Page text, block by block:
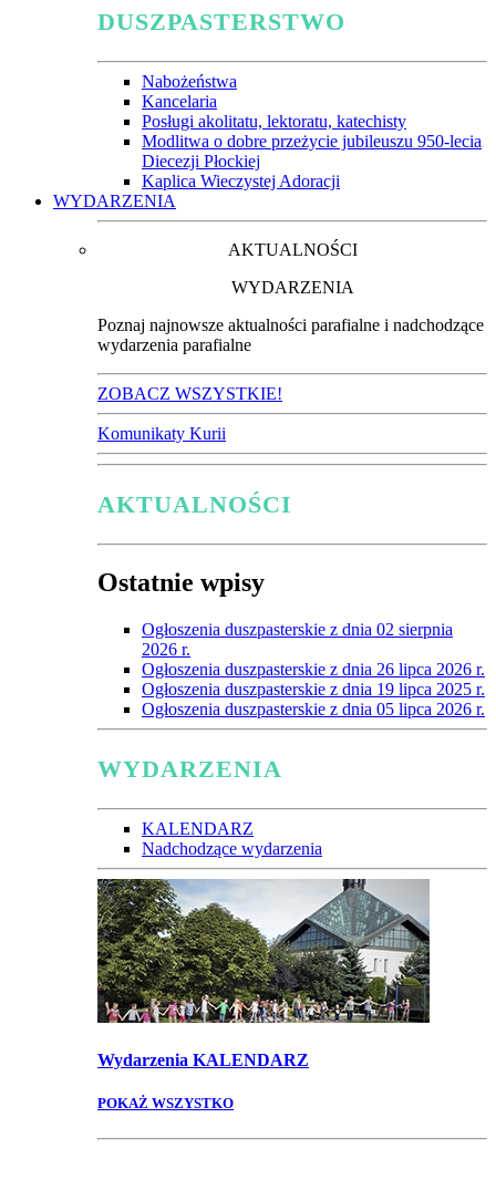
DUSZPASTERSTWO
Nabożeństwa
Kancelaria
Posługi akolitatu, lektoratu, katechisty
Modlitwa o dobre przeżycie jubileuszu 950-lecia
Diecezji Płockiej
Kaplica Wieczystej Adoracji
WYDARZENIA
AKTUALNOŚCI
WYDARZENIA
Poznaj najnowsze aktualności parafialne i nadchodzące
wydarzenia parafialne
ZOBACZ WSZYSTKIE!
Komunikaty Kurii
AKTUALNOŚCI
Ostatnie wpisy
Ogłoszenia duszpasterskie z dnia 02 sierpnia
2026 r.
Ogłoszenia duszpasterskie z dnia 26 lipca 2026 r.
Ogłoszenia duszpasterskie z dnia 19 lipca 2025 r.
Ogłoszenia duszpasterskie z dnia 05 lipca 2026 r.
WYDARZENIA
KALENDARZ
Nadchodzące wydarzenia
Wydarzenia KALENDARZ
POKAŻ WSZYSTKO